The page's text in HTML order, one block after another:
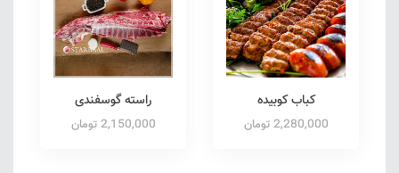
کباب کوبیده
2,280,000 تومان
راسته گوسفندی
2,150,000 تومان